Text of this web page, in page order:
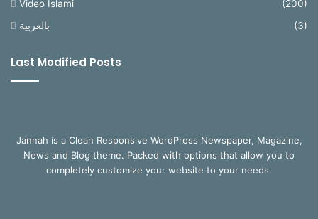
Video Islami
(200)
بالعربية
(3)
Last Modified Posts
Jannah is a Clean Responsive WordPress Newspaper, Magazine,
News and Blog theme. Packed with options that allow you to
completely customize your website to your needs.